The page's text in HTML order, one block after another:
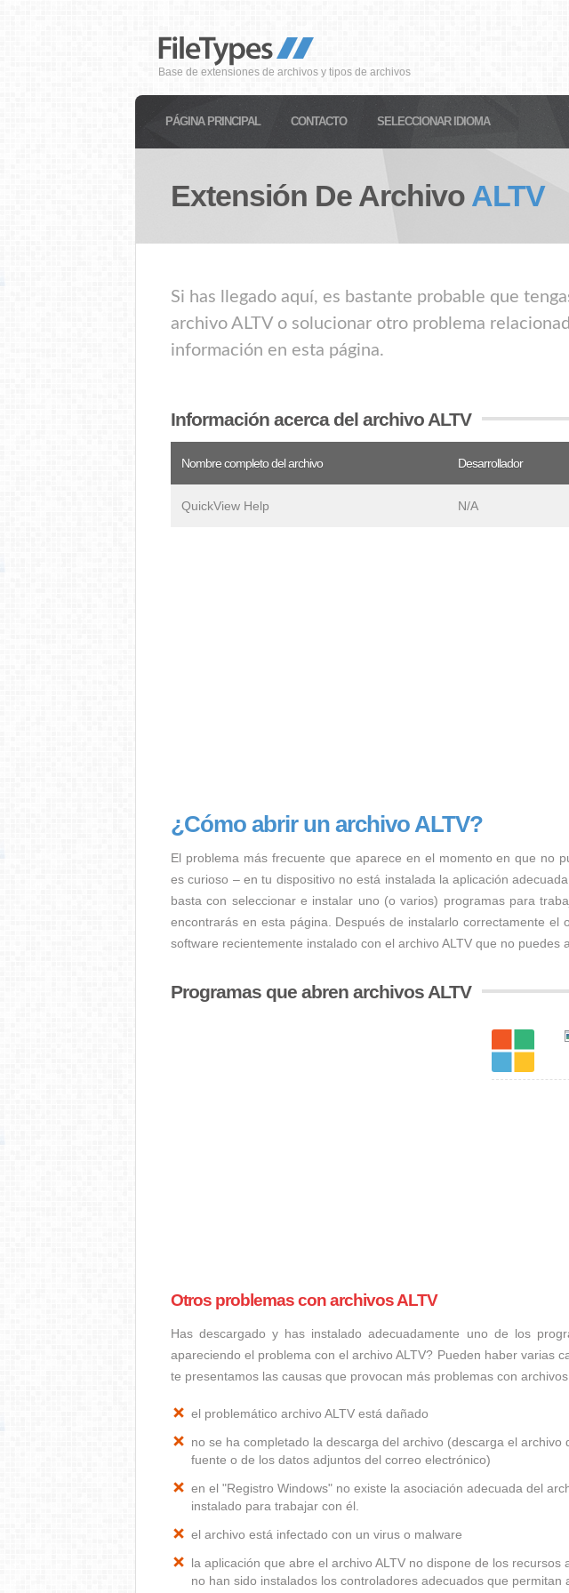
Base de extensiones de archivos y tipos de archivos
PÁGINA PRINCIPAL CONTACTO SELECCIONAR IDIOMA
Extensión De Archivo ALTV
Si has llegado aquí, es bastante probable que
archivo ALTV o solucionar otro problema
información en esta página.
Información acerca del archivo ALTV
Nombre completo del archivo Desarrollador
QuickView Help N/A
¿Cómo abrir un archivo ALTV?
El problema más frecuente que aparece en el momento en que no
es curioso – en tu dispositivo no está instalada la aplicación
basta con seleccionar e instalar uno (o varios) programas para
encontrarás en esta página. Después de instalarlo correctamente el
software recientemente instalado con el archivo ALTV que no puedes
Programas que abren archivos ALTV
Otros problemas con archivos ALTV
Has descargado y has instalado adecuadamente uno de los
apareciendo el problema con el archivo ALTV? Pueden haber varias
te presentamos las causas que provocan más problemas con archivos
el problemático archivo ALTV está dañado
no se ha completado la descarga del archivo (descarga el archivo
fuente o de los datos adjuntos del correo electrónico)
en el "Registro Windows" no existe la asociación adecuada del
instalado para trabajar con él.
el archivo está infectado con un virus o malware
la aplicación que abre el archivo ALTV no dispone de los recursos
no han sido instalados los controladores adecuados que permitan